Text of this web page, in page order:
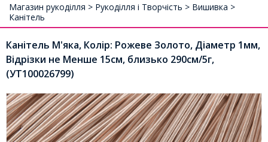
Магазин рукоділля > Рукоділля і Творчість > Вишивка >
Канітель
Канітель М'яка, Колір: Рожеве Золото, Діаметр 1мм,
Відрізки не Менше 15см, близько 290см/5г,
(УТ100026799)